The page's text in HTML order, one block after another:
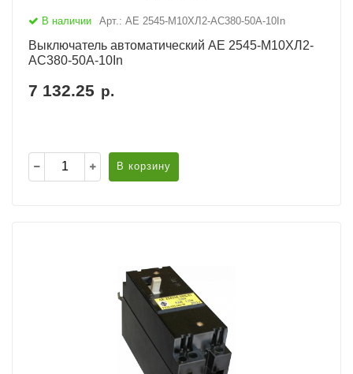
В наличии Арт.: АЕ 2545-М10ХЛ2-AC380-50А-10In
Выключатель автоматический АЕ 2545-М10ХЛ2-
AC380-50А-10In
7 132.25 р.
В корзину